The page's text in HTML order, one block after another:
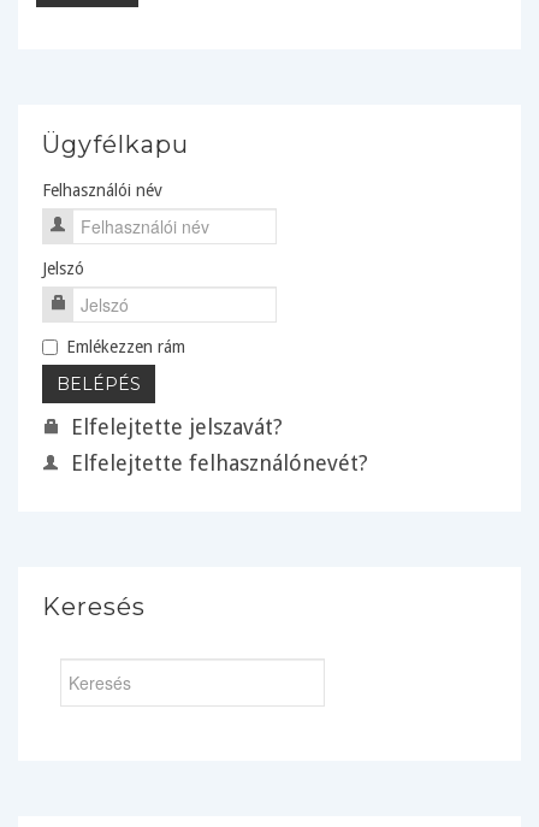
Ügyfélkapu
Felhasználói név
Jelszó
Emlékezzen rám
Elfelejtette jelszavát?
Elfelejtette felhasználónevét?
Keresés